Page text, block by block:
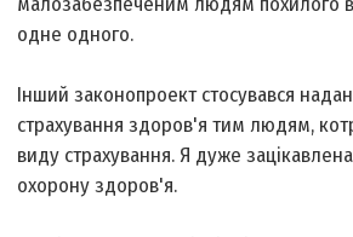
одне одного.
Інший законопроект стосувався
страхування здоров'я тим людям,
виду страхування. Я дуже
охорону здоров'я.